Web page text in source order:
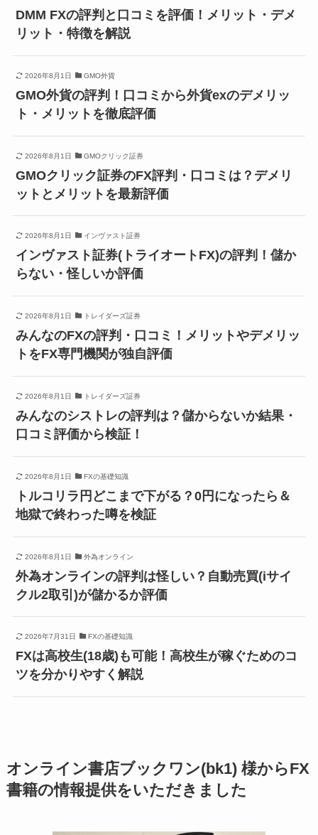
DMM FXの評判と口コミを評価！メリット・デメ
リット・特徴を解説
2026年8月1日 GMO外貨
GMO外貨の評判！口コミから外貨exのデメリッ
ト・メリットを徹底評価
2026年8月1日 GMOクリック証券
GMOクリック証券のFX評判・口コミは？デメリ
ットとメリットを最新評価
2026年8月1日 インヴァスト証券
インヴァスト証券(トライオートFX)の評判！儲か
らない・怪しいか評価
2026年8月1日 トレイダーズ証券
みんなのFXの評判・口コミ！メリットやデメリッ
トをFX専門機関が独自評価
2026年8月1日 トレイダーズ証券
みんなのシストレの評判は？儲からないか結果・
口コミ評価から検証！
2026年8月1日 FXの基礎知識
トルコリラ円どこまで下がる？0円になったら＆
地獄で終わった噂を検証
2026年8月1日 外為オンライン
外為オンラインの評判は怪しい？自動売買(iサイ
クル2取引)が儲かるか評価
2026年7月31日 FXの基礎知識
FXは高校生(18歳)も可能！高校生が稼ぐためのコ
ツを分かりやすく解説
オンライン書店ブックワン(bk1) 様からFX
書籍の情報提供をいただきました